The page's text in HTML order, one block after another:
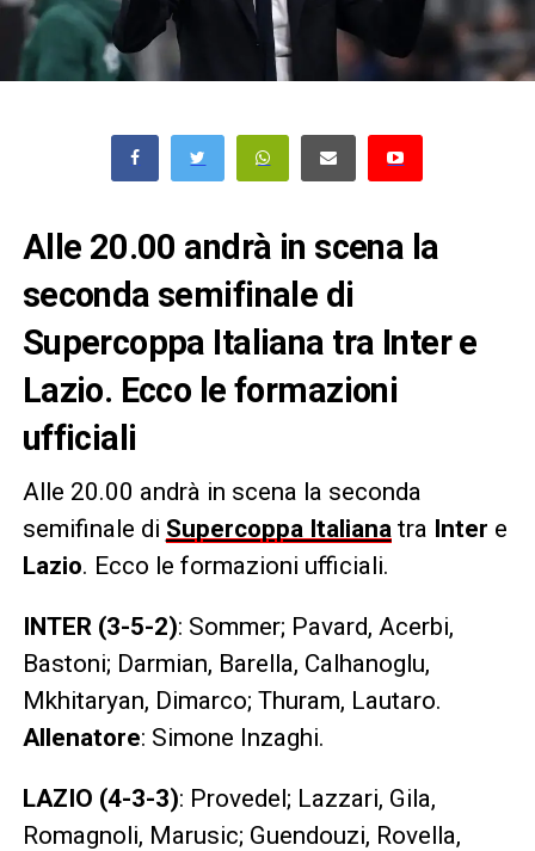
Alle 20.00 andrà in scena la
seconda semifinale di
Supercoppa Italiana tra Inter e
Lazio. Ecco le formazioni
ufficiali
Alle 20.00 andrà in scena la seconda
semifinale di Supercoppa Italiana tra Inter e
Lazio. Ecco le formazioni ufficiali.
INTER (3-5-2): Sommer; Pavard, Acerbi,
Bastoni; Darmian, Barella, Calhanoglu,
Mkhitaryan, Dimarco; Thuram, Lautaro.
Allenatore: Simone Inzaghi.
LAZIO (4-3-3): Provedel; Lazzari, Gila,
Romagnoli, Marusic; Guendouzi, Rovella,